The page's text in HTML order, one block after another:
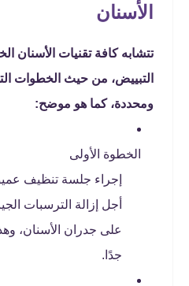
الأسنان
تتشابه كافة تقنيات الأسنان
التبييض، من حيث الخطوات
ومحددة، كما هو موضح:
الخطوة الأولى
إجراء جلسة تنظيف
أجل إزالة الترسبات
على جدران الأسنان،
جدًا.